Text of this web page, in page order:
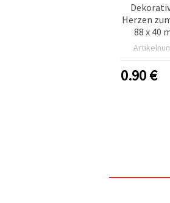
Herzen
88 x 40
0.90€